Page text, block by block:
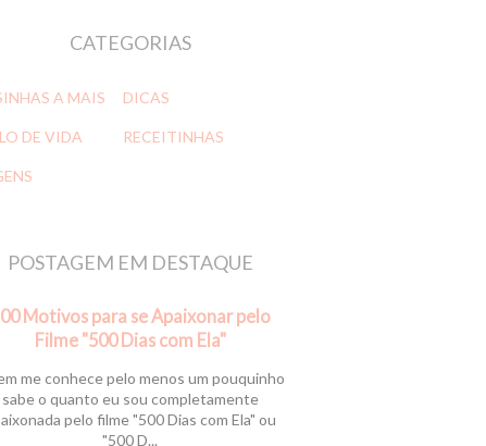
CATEGORIAS
A MAIS DICAS
DE VIDA RECEITINHAS
POSTAGEM EM DESTAQUE
Motivos para se Apaixonar pelo
Filme "500 Dias com Ela"
me conhece pelo menos um pouquinho
sabe o quanto eu sou completamente
pelo filme "500 Dias com Ela" ou
"500 D...